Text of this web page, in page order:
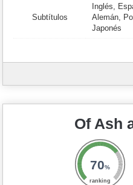
Subtítulos
Inglés,
Alemán,
Japonés
Of Ash
70%
ranking